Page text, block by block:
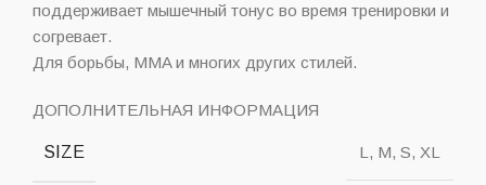
поддерживает мышечный тонус во время тренировки и
согревает.
Для борьбы, MMA и многих других стилей.
ДОПОЛНИТЕЛЬНАЯ ИНФОРМАЦИЯ
SIZE L, M, S, XL